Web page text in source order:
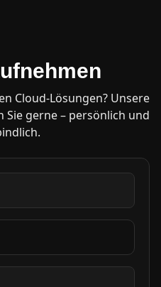
Cloud-Lösungen? Unsere
gerne – persönlich und